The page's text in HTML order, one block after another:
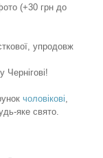
(+30 грн до
упродовж
чоловікові
яке свято.